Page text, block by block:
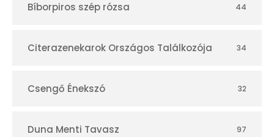
r
Bíborpiros szép rózsa 44
Citerazenekarok Országos Találkozója 34
Csengő Énekszó 32
Duna Menti Tavasz 97